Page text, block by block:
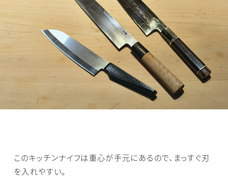
このキッチンナイフは重心が手元にあるので、まっすぐ刃
を入れやすい。